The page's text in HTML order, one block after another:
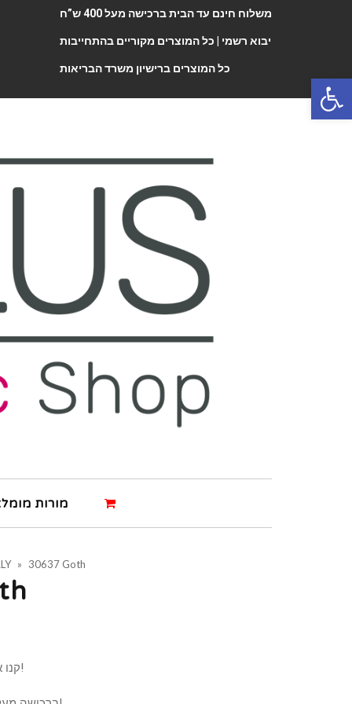
משלוח חינם עד הבית ברכישה מעל 400 ש”ח
יבוא רשמי | כל המוצרים מקוריים בהתחייבות
כל המוצרים ברישיון משרד הבריאות
מורות
» 30637 Goth
קנו את המוצר ותרוויחו 4 נקודות!